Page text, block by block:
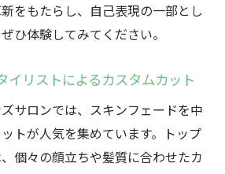
をもたらし、自己表現の一部とし
ひ体験してみてください。
イリストによるカスタムカット
サロンでは、スキンフェードを中
トが人気を集めています。トップ
個々の顔立ちや髪質に合わせたカ